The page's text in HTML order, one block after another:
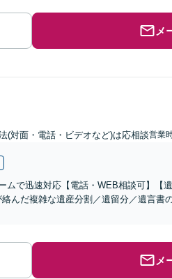
メ
(対面・電話・ビデオなど)は応相談営業
ムで迅速対応【電話・WEB相談可】【
んだ複雑な遺産分割／遺留分／遺言書
メ